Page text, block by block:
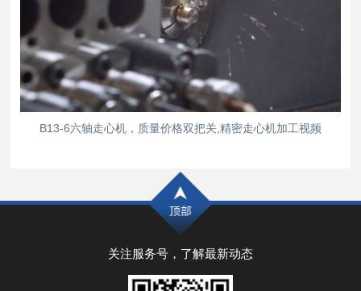
B13-6六轴走心机，质量价格双把关,精密走心机加工视频
关注服务号，了解最新动态